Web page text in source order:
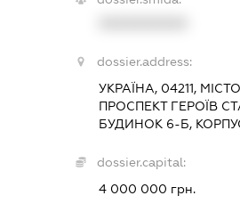
dossier.address:
УКРАЇНА, 04211,
ПРОСПЕКТ ГЕРОЇВ
БУДИНОК 6-Б,
dossier.capital:
4 000 000 грн.